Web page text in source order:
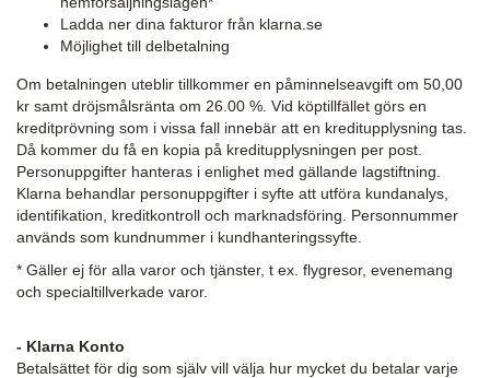
Ladda ner dina fakturor från klarna.se
Möjlighet till delbetalning
Om betalningen uteblir tillkommer en påminnelseavgift om 50,00
kr samt dröjsmålsränta om 26.00 %. Vid köptillfället görs en
kreditprövning som i vissa fall innebär att en kreditupplysning tas.
Då kommer du få en kopia på kreditupplysningen per post.
Personuppgifter hanteras i enlighet med gällande lagstiftning.
Klarna behandlar personuppgifter i syfte att utföra kundanalys,
identifikation, kreditkontroll och marknadsföring. Personnummer
används som kundnummer i kundhanteringssyfte.
* Gäller ej för alla varor och tjänster, t ex. flygresor, evenemang
och specialtillverkade varor.
- Klarna Konto
Betalsättet för dig som själv vill välja hur mycket du betalar varje